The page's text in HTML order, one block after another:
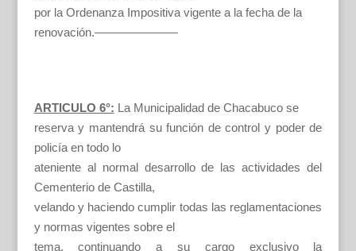
por la Ordenanza Impositiva vigente a la fecha de la
renovación.———————
ARTICULO 6°: La Municipalidad de Chacabuco se
reserva y mantendrá su función de control y poder de
policía en todo lo
ateniente al normal desarrollo de las actividades del
Cementerio de Castilla,
velando y haciendo cumplir todas las reglamentaciones
y normas vigentes sobre el
tema, continuando a su cargo exclusivo la